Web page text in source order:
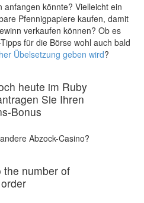
könnte? Vielleicht ein
Pfennigpapiere kaufen, damit
verkaufen können? Ob es
für die Börse wohl auch bald
Übelsetzung geben wird?
heute im Ruby
Sie Ihren
Bonus
Abzock-Casino?
the number of